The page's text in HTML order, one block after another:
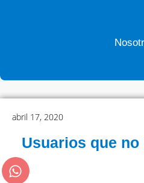
abril 17, 2020
Usuarios que